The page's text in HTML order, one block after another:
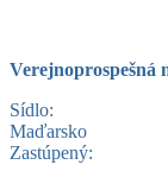
Verejnoprospešná
Sídlo:
Maďarsko
Zastúpený: